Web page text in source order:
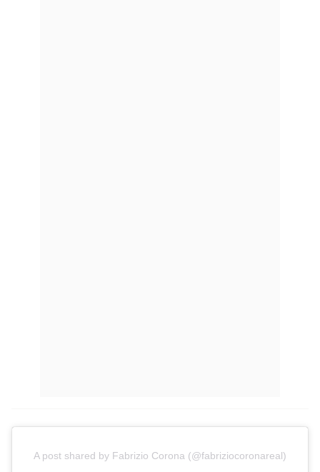
A post shared by Fabrizio Corona (@fabriziocoronareal)